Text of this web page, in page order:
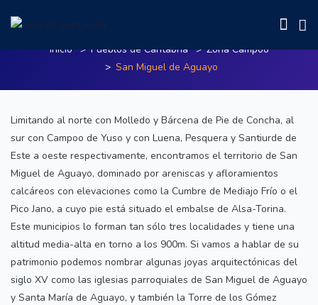
San Miguel de Aguayo
Inicio Pueblos de Cantabria
Zona Campoo
San Miguel de Aguayo
Limitando al norte con Molledo y Bárcena de Pie de Concha, al
sur con Campoo de Yuso y con Luena, Pesquera y Santiurde de
Este a oeste respectivamente, encontramos el territorio de San
Miguel de Aguayo, dominado por areniscas y afloramientos
calcáreos con elevaciones como la Cumbre de Mediajo Frío o el
Pico Jano, a cuyo pie está situado el embalse de Alsa-Torina.
Este municipios lo forman tan sólo tres localidades y tiene una
altitud media-alta en torno a los 900m. Si vamos a hablar de su
patrimonio podemos nombrar algunas joyas arquitectónicas del
siglo XV como las iglesias parroquiales de San Miguel de Aguayo
y Santa María de Aguayo, y también la Torre de los Gómez